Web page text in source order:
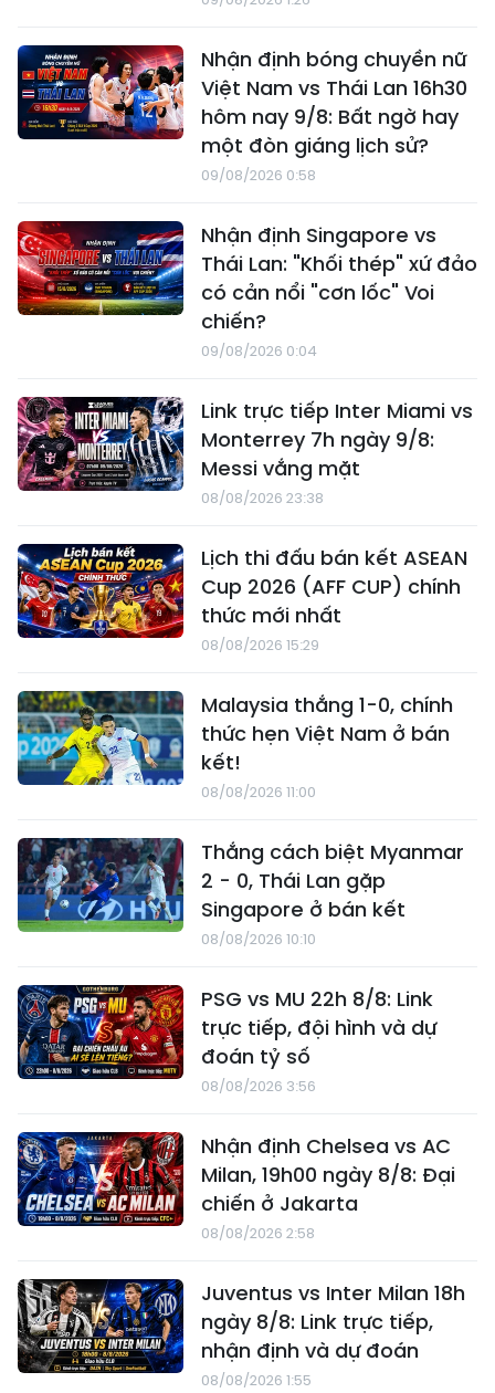
Nhận định bóng chuyền nữ
Việt Nam vs Thái Lan 16h30
hôm nay 9/8: Bất ngờ hay
một đòn giáng lịch sử?
09/08/2026 0:58
Nhận định Singapore vs
Thái Lan: "Khối thép" xứ đảo
có cản nổi "cơn lốc" Voi
chiến?
09/08/2026 0:04
Link trực tiếp Inter Miami vs
Monterrey 7h ngày 9/8:
Messi vắng mặt
08/08/2026 23:38
Lịch thi đấu bán kết ASEAN
Cup 2026 (AFF CUP) chính
thức mới nhất
08/08/2026 15:29
Malaysia thắng 1-0, chính
thức hẹn Việt Nam ở bán
kết!
08/08/2026 11:00
Thắng cách biệt Myanmar
2 - 0, Thái Lan gặp
Singapore ở bán kết
08/08/2026 10:10
PSG vs MU 22h 8/8: Link
trực tiếp, đội hình và dự
đoán tỷ số
08/08/2026 3:56
Nhận định Chelsea vs AC
Milan, 19h00 ngày 8/8: Đại
chiến ở Jakarta
08/08/2026 2:58
Juventus vs Inter Milan 18h
ngày 8/8: Link trực tiếp,
nhận định và dự đoán
08/08/2026 1:55